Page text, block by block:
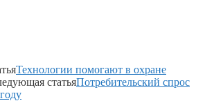
Технологии помогают в охране
статьяПотребительский спрос